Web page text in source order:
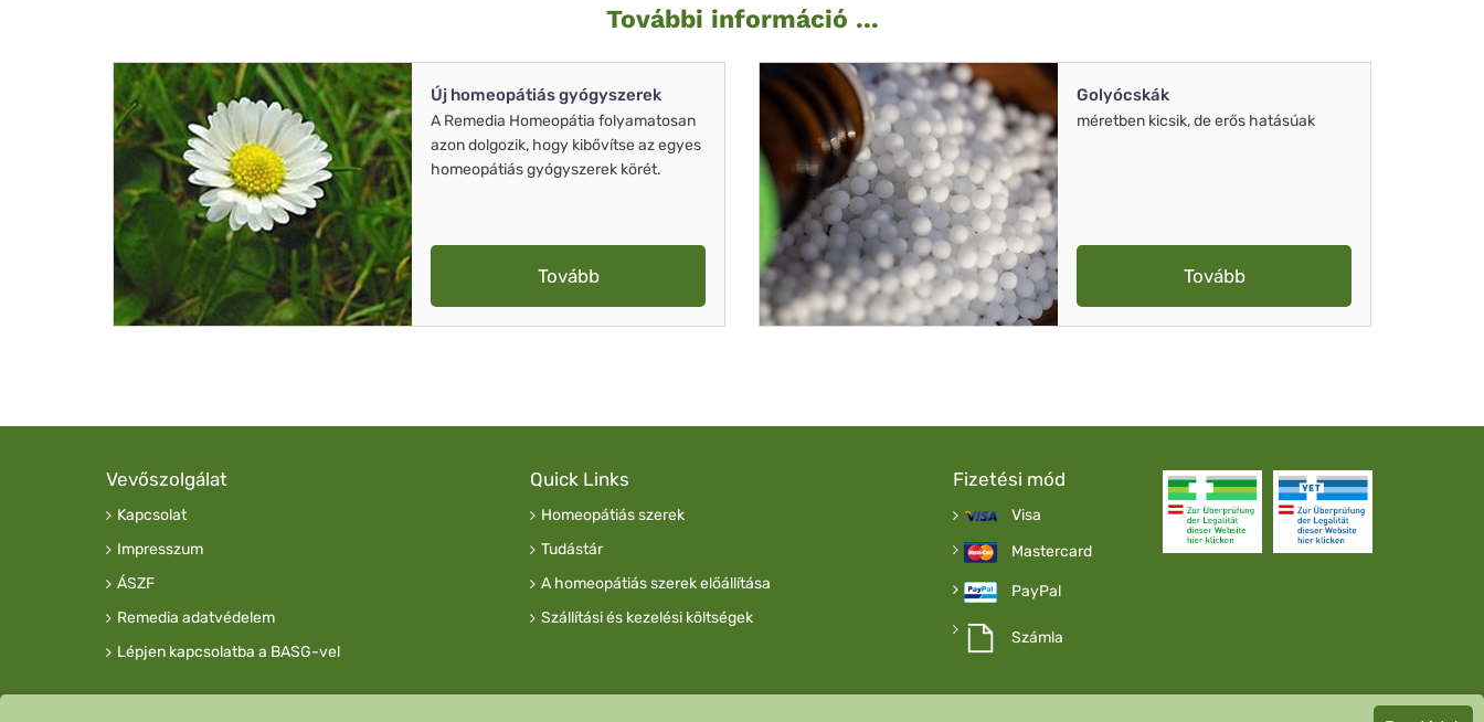
További információ ...
Új homeopátiás gyógyszerek
A Remedia Homeopátia folyamatosan
azon dolgozik, hogy kibővítse az egyes
homeopátiás gyógyszerek körét.
Tovább
Golyócskák
méretben kicsik, de erős hatásúak
Tovább
Vevőszolgálat
Kapcsolat
Impresszum
ÁSZF
Remedia adatvédelem
Lépjen kapcsolatba a BASG-vel
Quick Links
Homeopátiás szerek
Tudástár
A homeopátiás szerek előállítása
Szállítási és kezelési költségek
Fizetési mód
Visa
Mastercard
PayPal
Számla